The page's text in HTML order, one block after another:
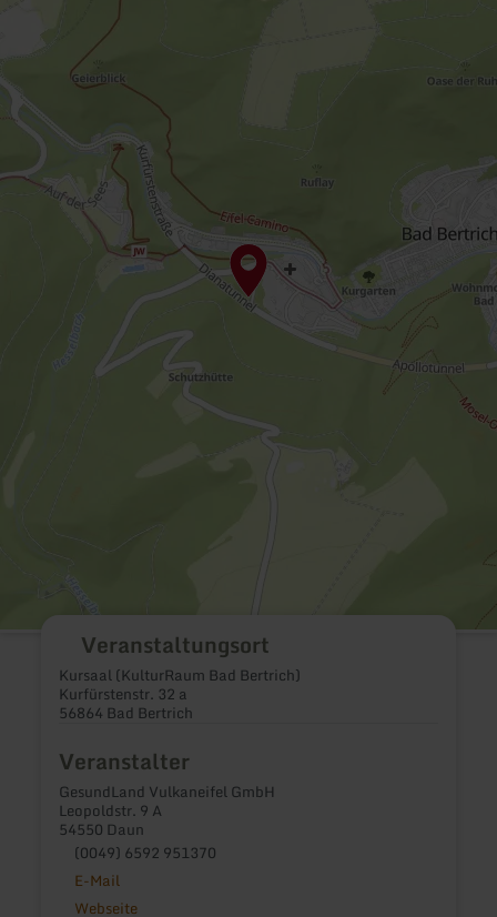
Veranstaltungsort
Kursaal (KulturRaum Bad Bertrich)
Kurfürstenstr. 32 a
56864 Bad Bertrich
Veranstalter
GesundLand Vulkaneifel GmbH
Leopoldstr. 9 A
54550 Daun
(0049) 6592 951370
E-Mail
Webseite